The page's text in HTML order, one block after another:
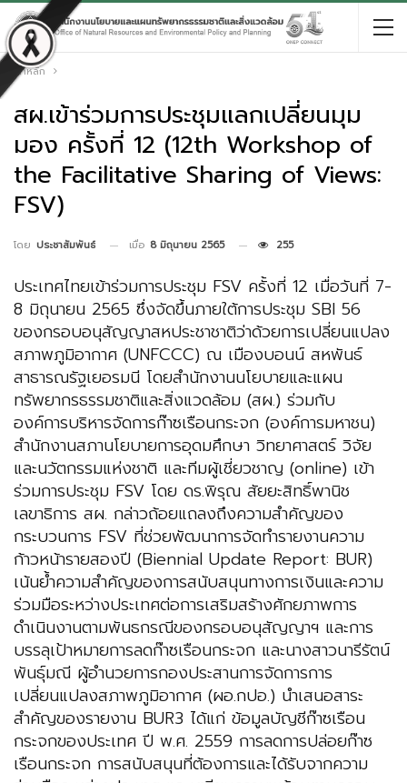
หน้าหลัก
สผ.เข้าร่วมการประชุมแลกเปลี่ยนมุม
มอง ครั้งที่ 12 (12th Workshop of
the Facilitative Sharing of Views:
FSV)
โดย ประชาสัมพันธ์ เมื่อ 8 มิถุนายน 2565 255
ประเทศไทยเข้าร่วมการประชุม FSV ครั้งที่ 12 เมื่อวันที่ 7-
8 มิถุนายน 2565 ซึ่งจัดขึ้นภายใต้การประชุม SBI 56
ของกรอบอนุสัญญาสหประชาชาติว่าด้วยการเปลี่ยนแปลง
สภาพภูมิอากาศ (UNFCCC) ณ เมืองบอนน์ สหพันธ์
สาธารณรัฐเยอรมนี โดยสำนักงานนโยบายและแผน
ทรัพยากรธรรมชาติและสิ่งแวดล้อม (สผ.) ร่วมกับ
องค์การบริหารจัดการก๊าซเรือนกระจก (องค์การมหาชน)
สำนักงานสภานโยบายการอุดมศึกษา วิทยาศาสตร์ วิจัย
และนวัตกรรมแห่งชาติ และทีมผู้เชี่ยวชาญ (online) เข้า
ร่วมการประชุม FSV โดย ดร.พิรุณ สัยยะสิทธิ์พานิช
เลขาธิการ สผ. กล่าวถ้อยแถลงถึงความสำคัญของ
กระบวนการ FSV ที่ช่วยพัฒนาการจัดทำรายงานความ
ก้าวหน้ารายสองปี (Biennial Update Report: BUR)
เน้นย้ำความสำคัญของการสนับสนุนทางการเงินและความ
ร่วมมือระหว่างประเทศต่อการเสริมสร้างศักยภาพการ
ดำเนินงานตามพันธกรณีของกรอบอนุสัญญาฯ และการ
บรรลุเป้าหมายการลดก๊าซเรือนกระจก และนางสาวนารีรัตน์
พันธุ์มณี ผู้อำนวยการกองประสานการจัดการการ
เปลี่ยนแปลงสภาพภูมิอากาศ (ผอ.กปอ.) นำเสนอสาระ
สำคัญของรายงาน BUR3 ได้แก่ ข้อมูลบัญชีก๊าซเรือน
กระจกของประเทศ ปี พ.ศ. 2559 การลดการปล่อยก๊าซ
เรือนกระจก การสนับสนุนที่ต้องการและได้รับจากความ